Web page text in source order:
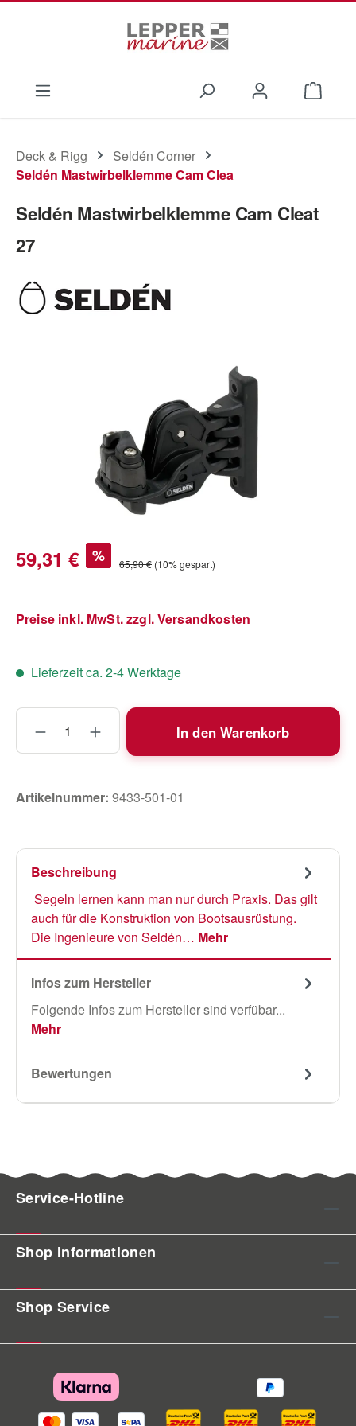
Deck & Rigg
Seldén Corner
Seldén Mastwirbelklemme Cam Clea
Seldén Mastwirbelklemme Cam Cleat
27
Verkaufspreis:
59,31 € % Regulärer Preis:
65,90 € (10% gespart)
Preise inkl. MwSt. zzgl. Versandkosten
Lieferzeit ca. 2-4 Werktage
Produkt Anzahl: Gib den gewünschten
In den Warenkorb
Artikelnummer: 9433-501-01
Beschreibung
Segeln lernen kann man nur durch Praxis. Das gilt
auch für die Konstruktion von Bootsausrüstung.
Die Ingenieure von Seldén… Mehr
Infos zum Hersteller
Folgende Infos zum Hersteller sind verfübar...
Mehr
Bewertungen
Service-Hotline
Shop Informationen
Shop Service